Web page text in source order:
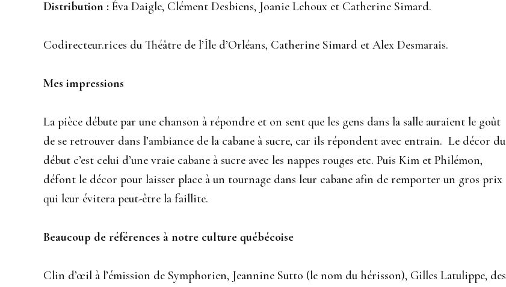
Distribution : Éva Daigle, Clément Desbiens, Joanie Lehoux et Catherine Simard.
Codirecteur.rices du Théâtre de l’Île d’Orléans, Catherine Simard et Alex Desmarais.
Mes impressions
La pièce débute par une chanson à répondre et on sent que les gens dans la salle auraient le goût
de se retrouver dans l’ambiance de la cabane à sucre, car ils répondent avec entrain. Le décor du
début c’est celui d’une vraie cabane à sucre avec les nappes rouges etc. Puis Kim et Philémon,
défont le décor pour laisser place à un tournage dans leur cabane afin de remporter un gros prix
qui leur évitera peut-être la faillite.
Beaucoup de références à notre culture québécoise
Clin d’œil à l’émission de Symphorien, Jeannine Sutto (le nom du hérisson), Gilles Latulippe, des